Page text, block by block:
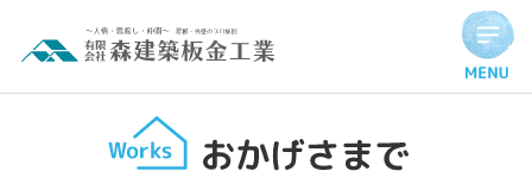
Hello world!